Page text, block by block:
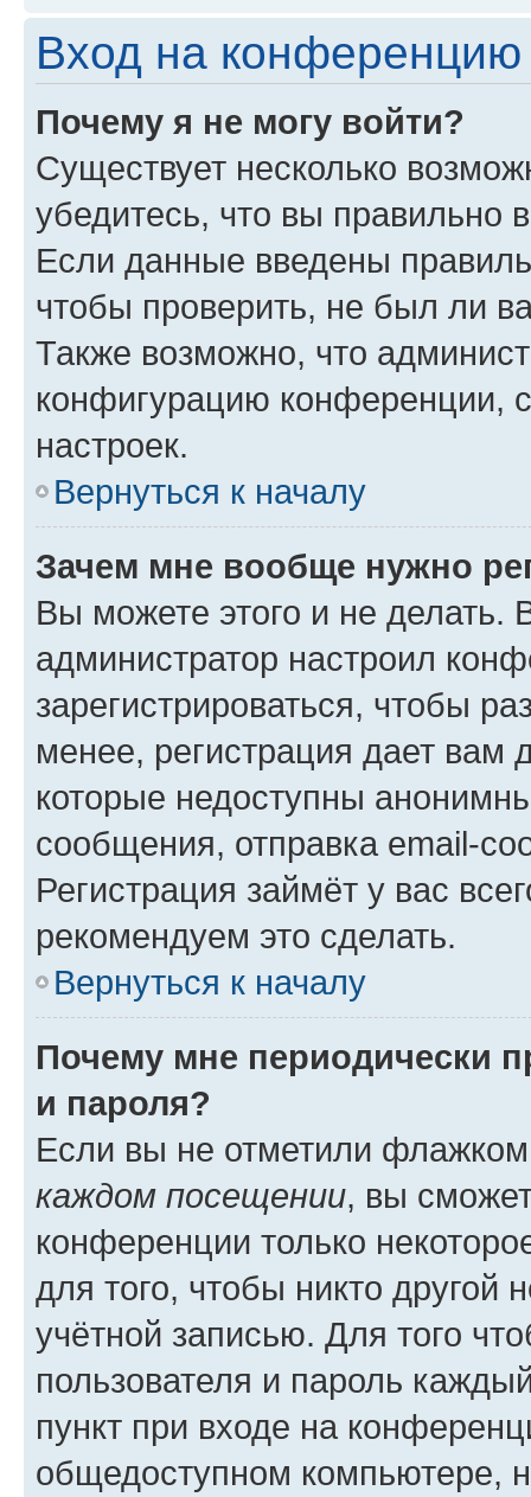
Вход на конференцию
Почему я не могу войти?
Существует несколько
убедитесь, что вы правильно
Если данные введены
чтобы проверить, не был ли
Также возможно, что
конфигурацию конференции,
настроек.
Вернуться к началу
Зачем мне вообще нужно
Вы можете этого и не делать.
администратор настроил
зарегистрироваться, чтобы
менее, регистрация дает вам
которые недоступны
сообщения, отправка email-
Регистрация займёт у вас
рекомендуем это сделать.
Вернуться к началу
Почему мне периодически
и пароля?
Если вы не отметили
каждом посещении, вы
конференции только
для того, чтобы никто другой
учётной записью. Для того
пользователя и пароль
пункт при входе на
общедоступном компьютере,